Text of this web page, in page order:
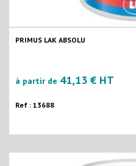
PRIMUS LAK ABSOLU
à partir de 41,13 € HT
Ref : 13688